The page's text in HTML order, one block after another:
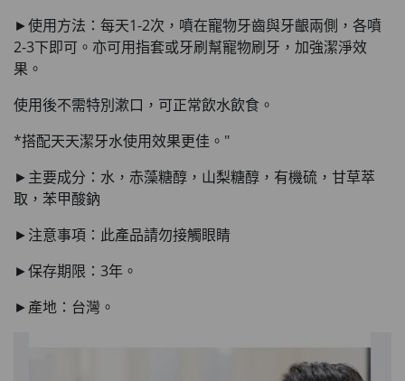
►使用方法：每天1-2次，噴在寵物牙齒與牙齦兩側，各噴
2-3下即可。亦可用指套或牙刷幫寵物刷牙，加強潔淨效
果。
使用後不需特別漱口，可正常飲水飲食。
*搭配天天潔牙水使用效果更佳。"
►主要成分：水，赤藻糖醇，山梨糖醇，有機硫，甘草萃
取，苯甲酸鈉
►注意事項：此產品請勿接觸眼睛
►保存期限：3年。
►產地：台灣。